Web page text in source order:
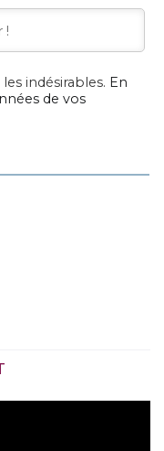
indésirables. En
de vos